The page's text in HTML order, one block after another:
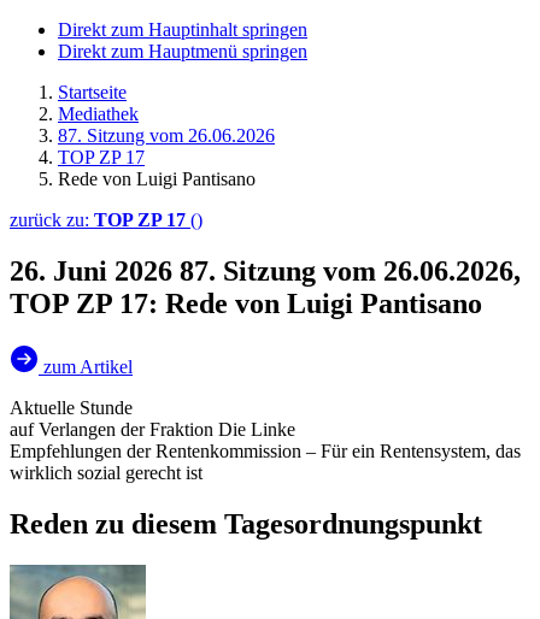
Direkt zum Hauptinhalt springen
Direkt zum Hauptmenü springen
Startseite
Mediathek
87. Sitzung vom 26.06.2026
TOP ZP 17
Rede von Luigi Pantisano
zurück zu: TOP ZP 17 ()
26. Juni 2026 87. Sitzung vom 26.06.2026,
TOP ZP 17: Rede von Luigi Pantisano
zum Artikel
Aktuelle Stunde
auf Verlangen der Fraktion Die Linke
Empfehlungen der Rentenkommission – Für ein Rentensystem, das
wirklich sozial gerecht ist
Reden zu diesem Tagesordnungspunkt